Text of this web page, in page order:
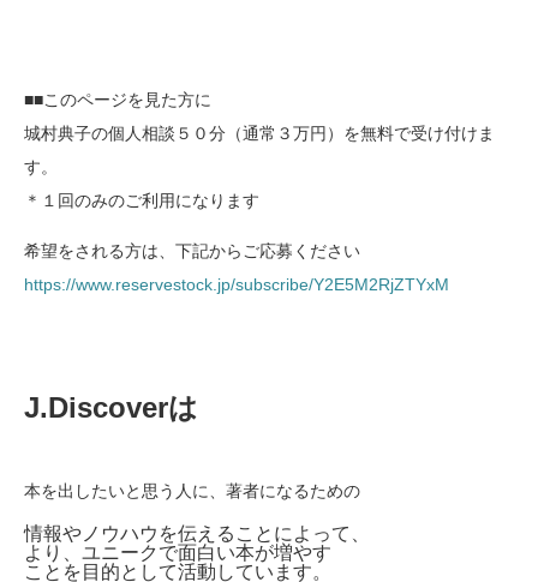
■■このページを見た方に
城村典子の個人相談５０分（通常３万円）を無料で受け付けま
す。
＊１回のみのご利用になります
希望をされる方は、下記からご応募ください
https://www.reservestock.jp/subscribe/Y2E5M2RjZTYxM
J.Discoverは
本を出したいと思う人に、著者になるための
情報やノウハウを伝えることによって、
より、ユニークで面白い本が増やす
ことを目的として活動しています。